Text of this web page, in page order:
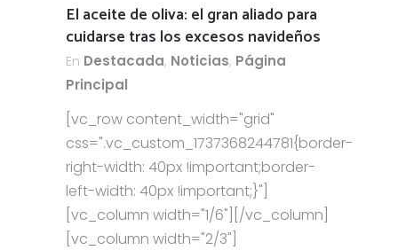
El aceite de oliva: el gran aliado para
cuidarse tras los excesos navideños
En Destacada, Noticias, Página
Principal
[vc_row content_width="grid"
css=".vc_custom_1737368244781{border-
right-width: 40px !important;border-
left-width: 40px !important;}"]
[vc_column width="1/6"][/vc_column]
[vc_column width="2/3"]